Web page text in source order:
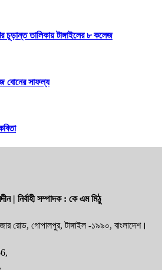
তালিকায় টাঙ্গাইলের ৮ কলেজ
বোনের সাফল্য
| নির্বাহী সম্পাদক : কে এম মিঠু
রোড, গোপালপুর, টাঙ্গাইল -১৯৯০, বাংলাদেশ।